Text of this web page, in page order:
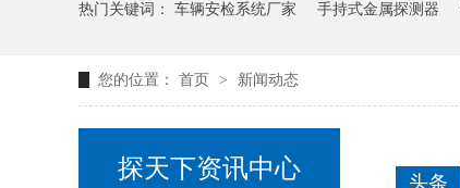
热门关键词： 车辆安检系统厂家 手持式金属探测器
您的位置： 首页 > 新闻动态
头条
探天下资讯中心